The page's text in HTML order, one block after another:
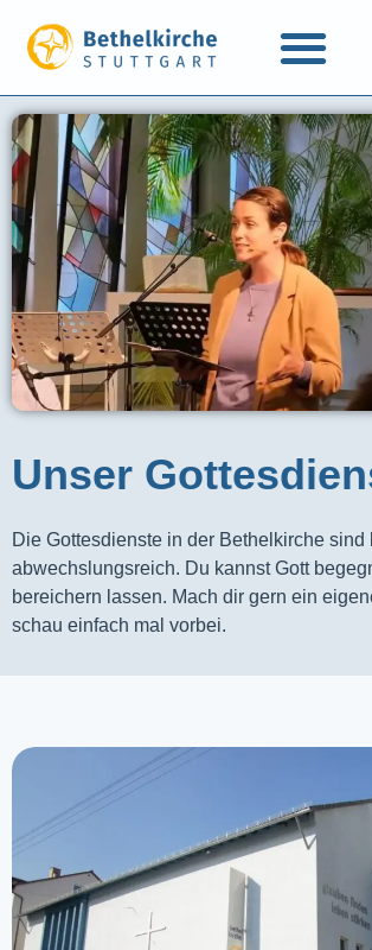
Unser
Die Gottesdienste in der Bethelkirche sind
abwechslungsreich. Du kannst Gott
bereichern lassen. Mach dir gern ein
schau einfach mal vorbei.